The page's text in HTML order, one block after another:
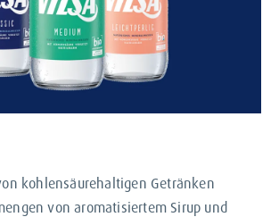
kohlensäurehaltigen Getränken
von aromatisiertem Sirup und